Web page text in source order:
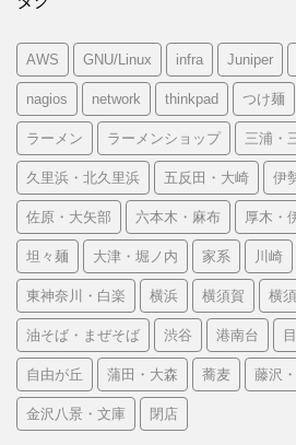
AWS GNU/Linux infra Juniper
nagios network thinkpad つけ麺
ラーメン ラーメンショップ 三浦・
久里浜・北久里浜 五反田・大崎 伊
佐原・大矢部 六本木・麻布 厚木・
坦々麺 大津・堀ノ内 家系 川崎
東神奈川・白楽 横浜 横須賀 横
油そば・まぜそば 渋谷 港南台
自由が丘 蒲田・大森 蕎麦 藤沢
金沢八景・文庫 閉店